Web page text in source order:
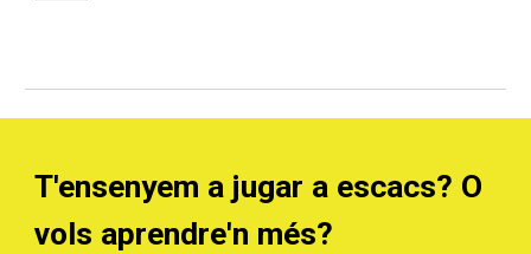
T'ensenyem a jugar a escacs? O
vols aprendre'n més?